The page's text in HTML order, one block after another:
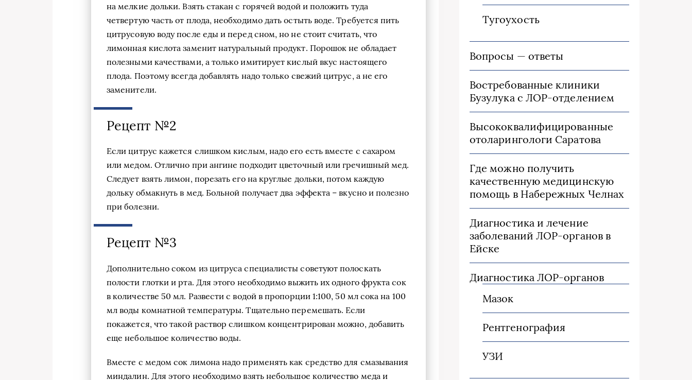
на мелкие дольки. Взять стакан с горячей водой и положить туда
четвертую часть от плода, необходимо дать остыть воде. Требуется пить
цитрусовую воду после еды и перед сном, но не стоит считать, что
лимонная кислота заменит натуральный продукт. Порошок не обладает
полезными качествами, а только имитирует кислый вкус настоящего
плода. Поэтому всегда добавлять надо только свежий цитрус, а не его
заменители.
Рецепт №2
Если цитрус кажется слишком кислым, надо его есть вместе с сахаром
или медом. Отлично при ангине подходит цветочный или гречишный мед.
Следует взять лимон, порезать его на круглые дольки, потом каждую
дольку обмакнуть в мед. Больной получает два эффекта – вкусно и полезно
при болезни.
Рецепт №3
Дополнительно соком из цитруса специалисты советуют полоскать
полости глотки и рта. Для этого необходимо выжить их одного фрукта сок
в количестве 50 мл. Развести с водой в пропорции 1:100, 50 мл сока на 100
мл воды комнатной температуры. Тщательно перемешать. Если
покажется, что такой раствор слишком концентрирован можно, добавить
еще небольшое количество воды.
Вместе с медом сок лимона надо применять как средство для смазывания
миндалин. Для этого необходимо взять небольшое количество меда и
Тугоухость
Вопросы — ответы
Востребованные клиники
Бузулука с ЛОР-отделением
Высококвалифицированные
отоларингологи Саратова
Где можно получить
качественную медицинскую
помощь в Набережных Челнах
Диагностика и лечение
заболеваний ЛОР-органов в
Ейске
Диагностика ЛОР-органов
Мазок
Рентгенография
УЗИ